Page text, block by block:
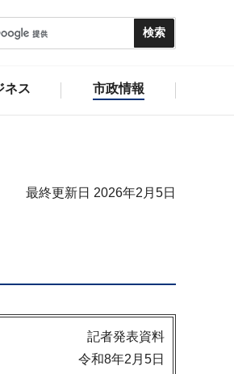
ネス 市政情報
最終更新日 2026年2月5日
記者発表資料
令和8年2月5日